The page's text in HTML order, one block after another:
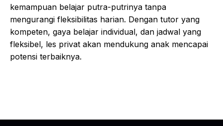
kemampuan belajar putra-putrinya tanpa
mengurangi fleksibilitas harian. Dengan tutor yang
kompeten, gaya belajar individual, dan jadwal yang
fleksibel, les privat akan mendukung anak mencapai
potensi terbaiknya.